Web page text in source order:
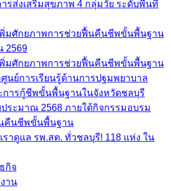
พิ่มศักยภาพการช่วยฟื้นคืนชีพขั้นพื้นฐาน
2569
พิ่มศักยภาพการช่วยฟื้นคืนชีพขั้นพื้นฐาน
นย์การเรียนรู้ด้านการปฐมพยาบาล
การกู้ชีพขั้นพื้นฐานในจังหวัดชลบุรี ประจ
ณ 2568 ภายใต้กิจกรรมอบรมการช่วยฟื้น
ฐาน
ราดูแล รพ.สต. ทั่วชลบุรี! 118 แห่ง ใน
จ
าน